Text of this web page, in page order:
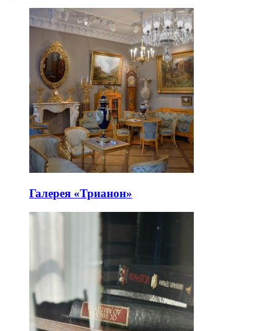
Галерея «Трианон»